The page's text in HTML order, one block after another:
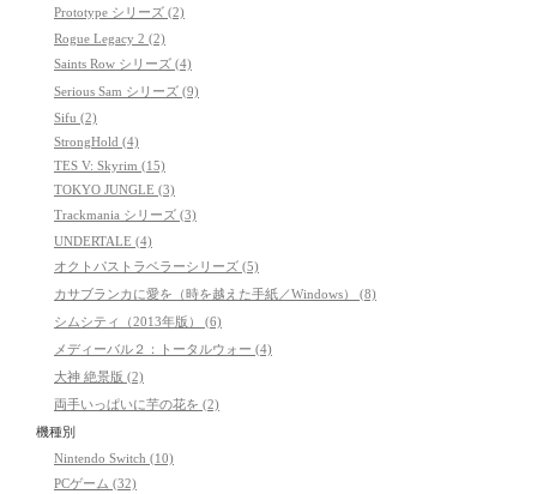
Prototype シリーズ (2)
Rogue Legacy 2 (2)
Saints Row シリーズ (4)
Serious Sam シリーズ (9)
Sifu (2)
StrongHold (4)
TES V: Skyrim (15)
TOKYO JUNGLE (3)
Trackmania シリーズ (3)
UNDERTALE (4)
オクトパストラベラーシリーズ (5)
カサブランカに愛を（時を越えた手紙／Windows） (8)
シムシティ（2013年版） (6)
メディーバル２：トータルウォー (4)
大神 絶景版 (2)
両手いっぱいに芋の花を (2)
機種別
Nintendo Switch (10)
PCゲーム (32)